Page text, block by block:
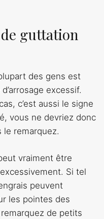
guttation
des gens est
excessif.
c’est aussi le signe
vous ne devriez donc
le remarquez.
vraiment être
Si tel
peuvent
les pointes des
de petits